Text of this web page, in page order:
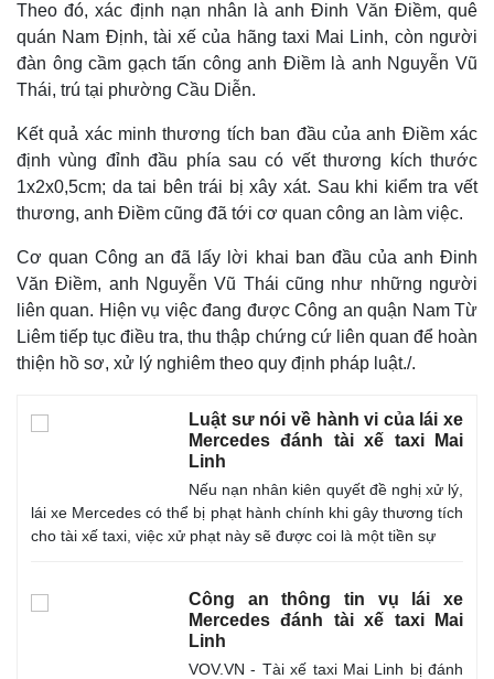
Thế giới
Quan sát
Cuộc sống đó đây
Multimedia
Video
Ảnh
Infographic
Theo đó, xác định nạn nhân là anh Đinh Văn Điềm, quê
quán Nam Định, tài xế của hãng taxi Mai Linh, còn người
đàn ông cầm gạch tấn công anh Điềm là anh Nguyễn Vũ
Thái, trú tại phường Cầu Diễn.
Kết quả xác minh thương tích ban đầu của anh Điềm xác
định vùng đỉnh đầu phía sau có vết thương kích thước
1x2x0,5cm; da tai bên trái bị xây xát. Sau khi kiểm tra vết
thương, anh Điềm cũng đã tới cơ quan công an làm việc.
Cơ quan Công an đã lấy lời khai ban đầu của anh Đinh
Văn Điềm, anh Nguyễn Vũ Thái cũng như những người
liên quan. Hiện vụ việc đang được Công an quận Nam Từ
Liêm tiếp tục điều tra, thu thập chứng cứ liên quan để hoàn
thiện hồ sơ, xử lý nghiêm theo quy định pháp luật./.
Luật sư nói về hành vi của lái xe
Mercedes đánh tài xế taxi Mai
Linh
Nếu nạn nhân kiên quyết đề nghị xử lý,
lái xe Mercedes có thể bị phạt hành chính khi gây thương tích
cho tài xế taxi, việc xử phạt này sẽ được coi là một tiền sự
Công an thông tin vụ lái xe
Mercedes đánh tài xế taxi Mai
Linh
VOV.VN - Tài xế taxi Mai Linh bị đánh